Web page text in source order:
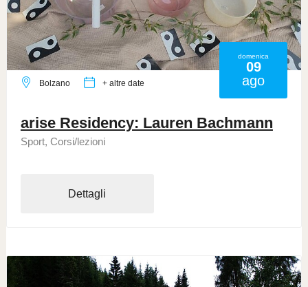
domenica
09
ago
Bolzano + altre date
arise Residency: Lauren Bachmann
Sport, Corsi/lezioni
Dettagli